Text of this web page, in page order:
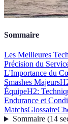
Sommaire
Les Meilleures
Précision du
L'Importance du
Smashes Majeurs
ÉquipeH2:
Endurance et
MatchsGlossaire
Sommaire(14